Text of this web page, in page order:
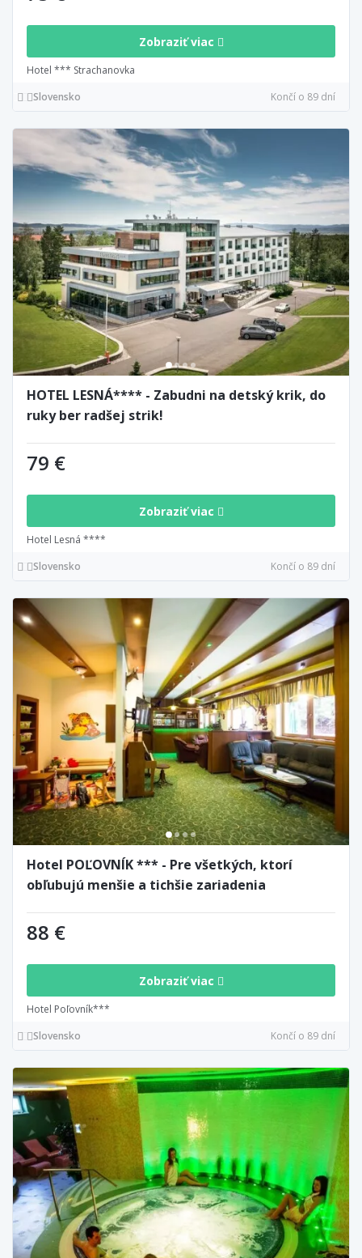
Zobraziť viac
Hotel *** Strachanovka
Slovensko
Končí o 89 dní
HOTEL LESNÁ**** - Zabudni na detský krik, do
ruky ber radšej strik!
79 €
Zobraziť viac
Hotel Lesná ****
Slovensko
Končí o 89 dní
Hotel POĽOVNÍK *** - Pre všetkých, ktorí
obľubujú menšie a tichšie zariadenia
88 €
Zobraziť viac
Hotel Poľovník***
Slovensko
Končí o 89 dní